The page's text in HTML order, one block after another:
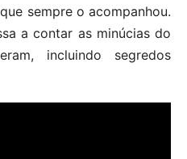
sempre o acompanhou.
a contar as minúcias do
incluindo segredos